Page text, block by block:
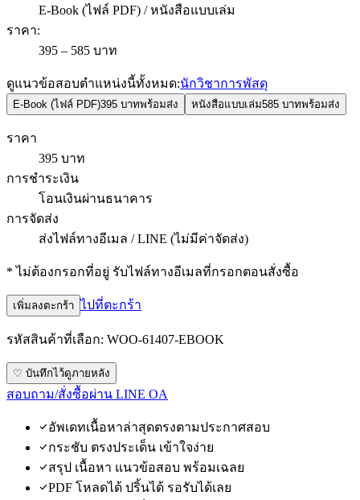
E-Book (ไฟล์ PDF) / หนังสือแบบเล่ม
ราคา:
395 – 585 บาท
ดูแนวข้อสอบตำแหน่งนี้ทั้งหมด:นักวิชาการพัสดุ
E-Book (ไฟล์ PDF)395 บาทพร้อมส่ง หนังสือแบบเล่ม585 บาทพร้อมส่ง
ราคา
395 บาท
การชำระเงิน
โอนเงินผ่านธนาคาร
การจัดส่ง
ส่งไฟล์ทางอีเมล / LINE (ไม่มีค่าจัดส่ง)
* ไม่ต้องกรอกที่อยู่ รับไฟล์ทางอีเมลที่กรอกตอนสั่งซื้อ
เพิ่มลงตะกร้า ไปที่ตะกร้า
รหัสสินค้าที่เลือก: WOO-61407-EBOOK
♡ บันทึกไว้ดูภายหลัง
สอบถาม/สั่งซื้อผ่าน LINE OA
อัพเดทเนื้อหาล่าสุดตรงตามประกาศสอบ
กระชับ ตรงประเด็น เข้าใจง่าย
สรุป เนื้อหา แนวข้อสอบ พร้อมเฉลย
PDF โหลดได้ ปริ้นได้ รอรับได้เลย